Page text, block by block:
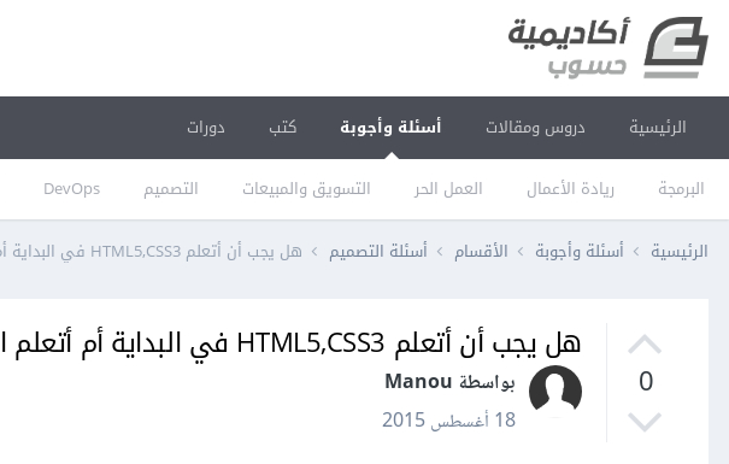
الرئيسية دروس ومقالات أسئلة وأجوبة
البرمجة ريادة الأعمال العمل الحر التسويق والمبيعات التصميم DevOps
كتب دورات
الرئيسية أسئلة وأجوبة الأقسام أسئلة التصميم هل يجب أن أتعلم HTML5,CSS3 في البداية أم أتعلم الإصدارت القديمة أولاً؟
0
هل يجب أن أتعلم HTML5,CSS3 في البداية أم أتعلم الإصدارت القديمة أولاً؟
بواسطة Manou
18 أغسطس 2015